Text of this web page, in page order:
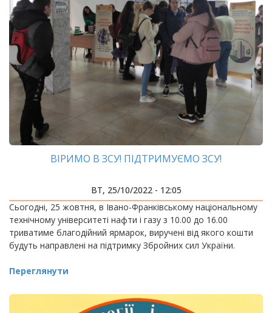
ВІРИМО В ЗСУ! ПІДТРИМУЄМО ЗСУ!
ВТ, 25/10/2022 - 12:05
Сьогодні, 25 жовтня, в Івано-Франківському національному
технічному університеті нафти і газу з 10.00 до 16.00
триватиме благодійний ярмарок, виручені від якого кошти
будуть направлені на підтримку Збройних сил України.
Переглянути